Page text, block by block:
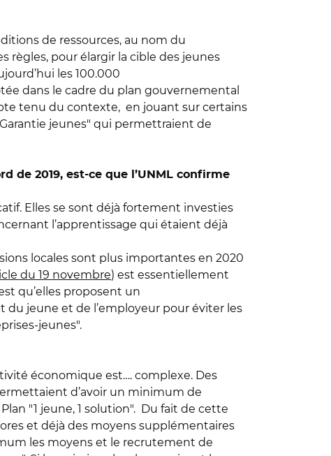
de ressources, au nom du
règles, pour élargir la cible des jeunes
les 100.000
dans le cadre du plan gouvernemental
tenu du contexte, en jouant sur certains
jeunes" qui permettraient de
de 2019, est-ce que l’UNML confirme
Elles se sont déjà fortement investies
l’apprentissage qui étaient déjà
locales sont plus importantes en 2020
du 19 novembre) est essentiellement
qu’elles proposent un
du jeune et de l’employeur pour éviter les
jeunes".
économique est…. complexe. Des
d’avoir un minimum de
"1 jeune, 1 solution". Du fait de cette
et déjà des moyens supplémentaires
les moyens et le recrutement de